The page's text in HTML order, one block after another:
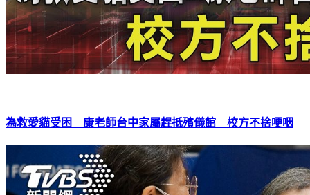
為救愛貓受困 康老師台中家屬趕抵殯儀館 校方不捨哽咽